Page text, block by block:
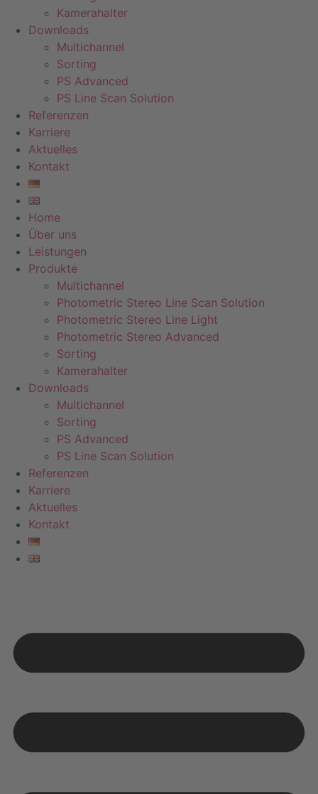
Kamerahalter
Downloads
Multichannel
Sorting
PS Advanced
PS Line Scan Solution
Referenzen
Karriere
Aktuelles
Kontakt
Home
Über uns
Leistungen
Produkte
Multichannel
Photometric Stereo Line Scan Solution
Photometric Stereo Line Light
Photometric Stereo Advanced
Sorting
Kamerahalter
Downloads
Multichannel
Sorting
PS Advanced
PS Line Scan Solution
Referenzen
Karriere
Aktuelles
Kontakt